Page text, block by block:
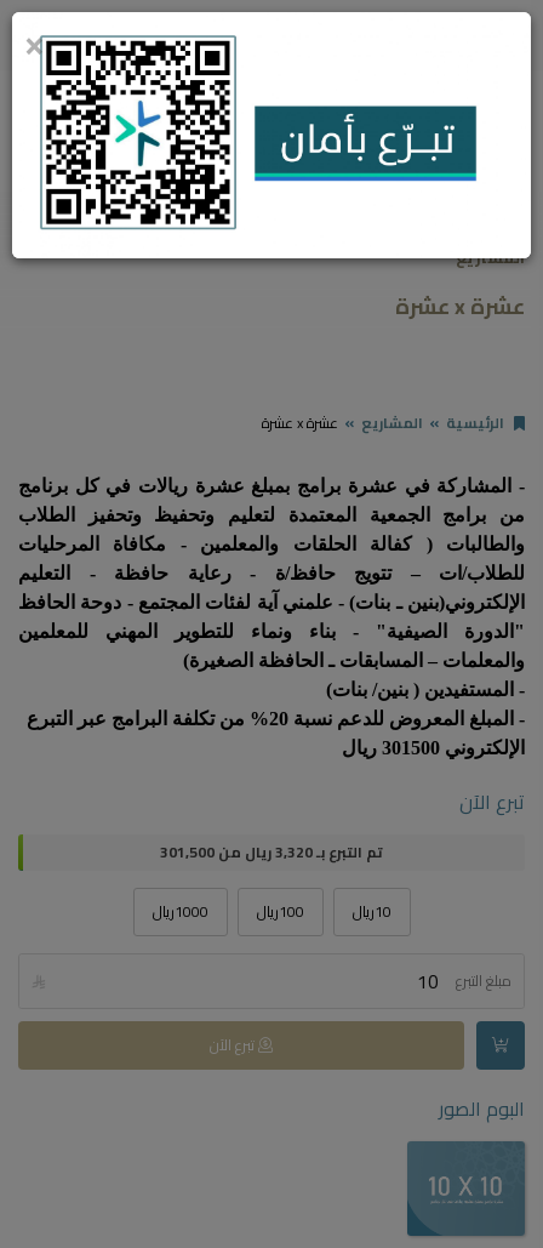
0
المشاريع
عشرة x عشرة
الرئيسية المشاريع عشرة x عشرة
- المشاركة في عشرة برامج بمبلغ عشرة ريالات في كل برنامج
من برامج الجمعية المعتمدة لتعليم وتحفيظ وتحفيز الطلاب
والطالبات ( كفالة الحلقات والمعلمين - مكافاة المرحليات
للطلاب/ات – تتويج حافظ/ة - رعاية حافظة - التعليم
الإلكتروني(بنين ـ بنات) - علمني آية لفئات المجتمع - دوحة الحافظ
"الدورة الصيفية" - بناء ونماء للتطوير المهني للمعلمين
والمعلمات – المسابقات ـ الحافظة الصغيرة)
- المستفيدين ( بنين/ بنات)
- المبلغ المعروض للدعم نسبة 20% من تكلفة البرامج عبر التبرع
الإلكتروني 301500 ريال
تبرع الآن
تم التبرع بـ3,320ريال من301,500
10ريال 100ريال 1000ريال
مبلغ التبرع
تبرع الآن
البوم الصور
×